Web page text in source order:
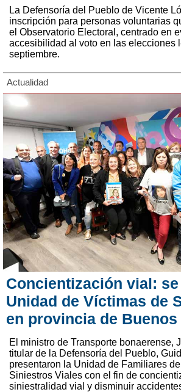
La Defensoría del Pueblo de Vicente
inscripción para personas voluntarias
el Observatorio Electoral, centrado en
accesibilidad al voto en las elecciones
septiembre.
Actualidad
Concientización vial:
Unidad de Víctimas de
en provincia de Buenos
El ministro de Transporte bonaerense,
titular de la Defensoría del Pueblo,
presentaron la Unidad de Familiares
Siniestros Viales con el fin de
siniestralidad vial y disminuir